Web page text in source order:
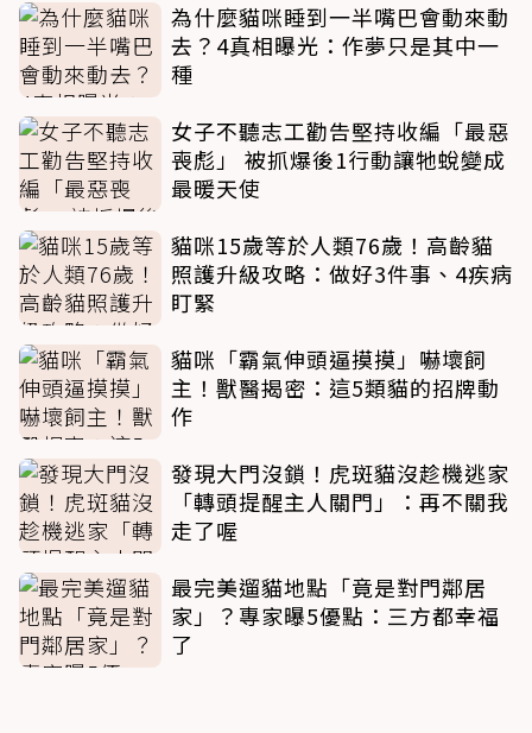
為什麼貓咪睡到一半嘴巴會動來動
去？4真相曝光：作夢只是其中一
種
女子不聽志工勸告堅持收編「最惡
喪彪」 被抓爆後1行動讓牠蛻變成
最暖天使
貓咪15歲等於人類76歲！高齡貓
照護升級攻略：做好3件事、4疾病
盯緊
貓咪「霸氣伸頭逼摸摸」嚇壞飼
主！獸醫揭密：這5類貓的招牌動
作
發現大門沒鎖！虎斑貓沒趁機逃家
「轉頭提醒主人關門」：再不關我
走了喔
最完美遛貓地點「竟是對門鄰居
家」？專家曝5優點：三方都幸福
了